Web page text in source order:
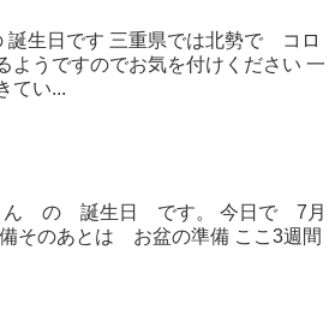
生日です 三重県では北勢で コロ
ようですのでお気を付けください 一
てい...
ん の 誕生日 です。 今日で 7月
そのあとは お盆の準備 ここ3週間